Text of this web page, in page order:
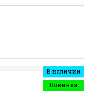
В наличии
Новинка